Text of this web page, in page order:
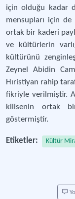
için olduğu kadar
mensupları için
ortak bir kaderi
ve kültürlerin
kültürünü
Zeynel Abidin
Hıristiyan rahip
fikriyle verilmiştir.
kilisenin ortak
göstermiştir.
Etiketler: Kültür